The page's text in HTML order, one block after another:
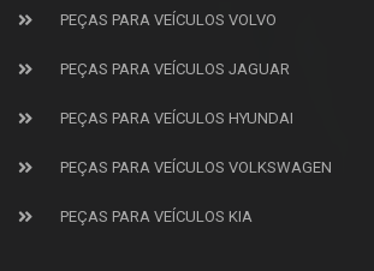
PEÇAS PARA VEÍCULOS VOLVO
PEÇAS PARA VEÍCULOS JAGUAR
PEÇAS PARA VEÍCULOS HYUNDAI
PEÇAS PARA VEÍCULOS VOLKSWAGEN
PEÇAS PARA VEÍCULOS KIA